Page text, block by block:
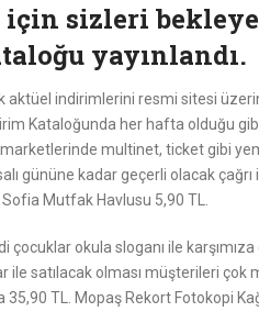
sizleri
yayınlandı.
indirimlerini resmi sitesi
Kataloğunda her hafta olduğu
multinet, ticket gibi
gününe kadar geçerli olacak çağrı
Mutfak Havlusu 5,90 TL.
çocuklar okula sloganı ile karşımıza
satılacak olması müşterileri çok
TL. Mopaş Rekort Fotokopi